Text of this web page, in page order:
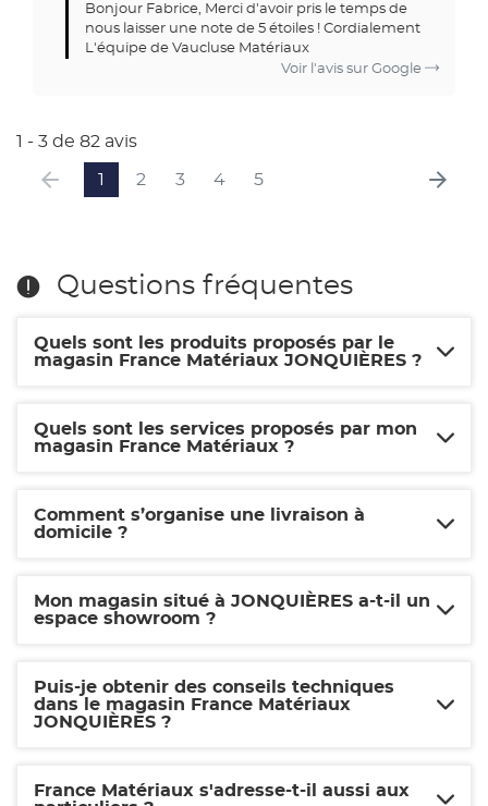
Sur
Bonjour Fabrice, Merci d'avoir pris le temps de
nous laisser une note de 5 étoiles ! Cordialement
L'équipe de Vaucluse Matériaux
Voir l'avis sur Google
1 - 3 de 82 avis
1 2 3 4 5
Questions fréquentes
Quels sont les produits proposés par le
magasin France Matériaux JONQUIÈRES ?
Quels sont les services proposés par mon
magasin France Matériaux ?
Comment s’organise une livraison à
domicile ?
Mon magasin situé à JONQUIÈRES a-t-il un
espace showroom ?
Puis-je obtenir des conseils techniques
dans le magasin France Matériaux
JONQUIÈRES ?
France Matériaux s'adresse-t-il aussi aux